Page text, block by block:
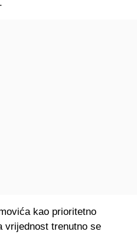
kao prioritetno
vrijednost trenutno se